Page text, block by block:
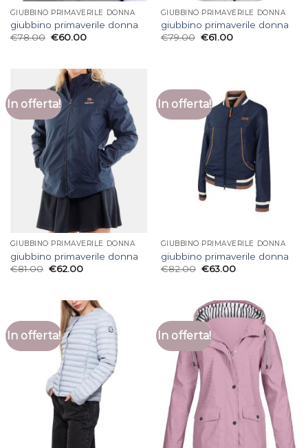
GIUBBINO PRIMAVERILE DONNA
giubbino primaverile donna
€78.00 €60.00
GIUBBINO PRIMAVERILE DONNA
giubbino primaverile donna
€79.00 €61.00
In offerta!
GIUBBINO PRIMAVERILE DONNA
giubbino primaverile donna
€81.00 €62.00
In offerta!
GIUBBINO PRIMAVERILE DONNA
giubbino primaverile donna
€82.00 €63.00
In offerta! In offerta!